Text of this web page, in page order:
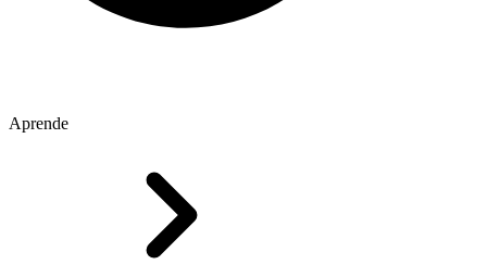
Aprende